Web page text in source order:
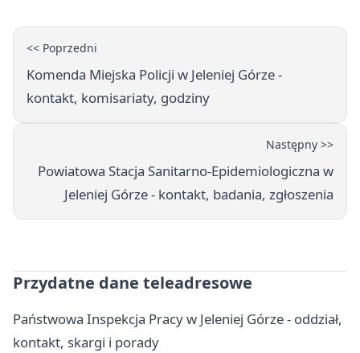
<< Poprzedni
Komenda Miejska Policji w Jeleniej Górze -
kontakt, komisariaty, godziny
Następny >>
Powiatowa Stacja Sanitarno-Epidemiologiczna w
Jeleniej Górze - kontakt, badania, zgłoszenia
Przydatne dane teleadresowe
Państwowa Inspekcja Pracy w Jeleniej Górze - oddział,
kontakt, skargi i porady